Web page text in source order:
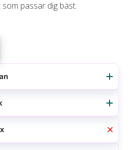
passar dig bäst.